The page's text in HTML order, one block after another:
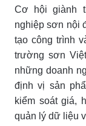
Cơ hội giành
nghiệp sơn nội
tạo công trình
trường sơn
những doanh
định vị sản
kiểm soát giá,
quản lý dữ liệu